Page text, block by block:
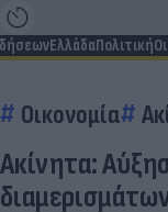
ΕλλάδαΠολιτική
Οικονομία
Ακίνητα: